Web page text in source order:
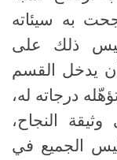
به سيئاته
ذلك على
يدخل القسم
درجاته له،
النجاح،
الجميع في